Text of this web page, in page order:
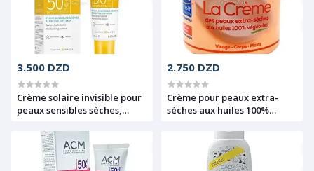
200 ml
3.500 DZD
Crème solaire invisible pour
peaux sensibles sèches,
Photoderm crème,
Bioderma, 40 ml
2.750 DZD
Crème pour peaux extra-
séches aux huiles 100%
mains, Intensif peaux sèches,
Mixa, 400ml